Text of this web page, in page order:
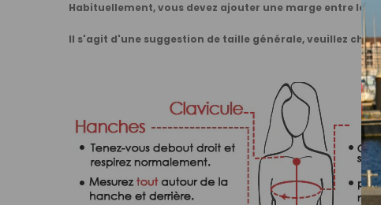
Habituellement, vous devez ajouter une marge entre la
Il s'agit d'une suggestion de taille générale, veuillez